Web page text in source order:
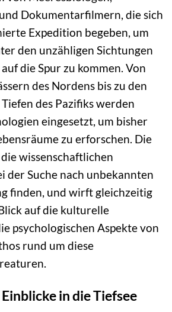
Dokumentarfilmern, die sich
Expedition begeben, um
den unzähligen Sichtungen
die Spur zu kommen. Von
des Nordens bis zu den
des Pazifiks werden
eingesetzt, um bisher
zu erforschen. Die
wissenschaftlichen
der Suche nach unbekannten
finden, und wirft gleichzeitig
auf die kulturelle
psychologischen Aspekte von
rund um diese
in die Tiefsee